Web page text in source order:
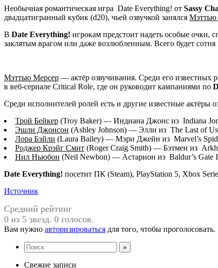
Необычная романтическая игра Date Everything! от Sassy
двадцатигранный кубик (d20), чьей озвучкой занялся Мэттью
В Date Everything! игрокам предстоит надеть особые очки,
заклятым врагом или даже возлюбленным. Всего будет
Мэттью Мерсер — актёр озвучивания. Среди его
в веб-сериале Critical Role, где он руководит кампаниями по
Среди исполнителей ролей есть и другие известные актёры
Трой Бейкер (Troy Baker) — Индиана Джонс из Indiana
Эшли Джонсон (Ashley Johnson) — Элли из The Last of
Лора Бэйли (Laura Bailey) — Мэри Джейн из Marvel’s
Роджер Крэйг Смит (Roger Craig Smith) — Бэтмен из
Нил Ньюбон (Neil Newbon) — Астарион из Baldur’s Gate
Date Everything! посетит ПК (Steam), PlayStation 5, Xbox
Источник
Средний рейтинг
0 из 5 звезд. 0 голосов.
Вам нужно авторизироваться для того, чтобы проголосовать.
Свежие записи